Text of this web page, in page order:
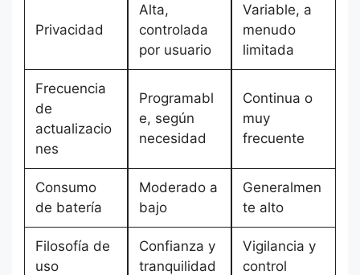
Privacidad
Alta,
controlada
por usuario
Variable, a
menudo
limitada
Frecuencia
de
actualizacio
nes
Programabl
e, según
necesidad
Continua o
muy
frecuente
Consumo
de batería
Moderado a
bajo
Generalmen
te alto
Filosofía de
uso
Confianza y
tranquilidad
Vigilancia y
control